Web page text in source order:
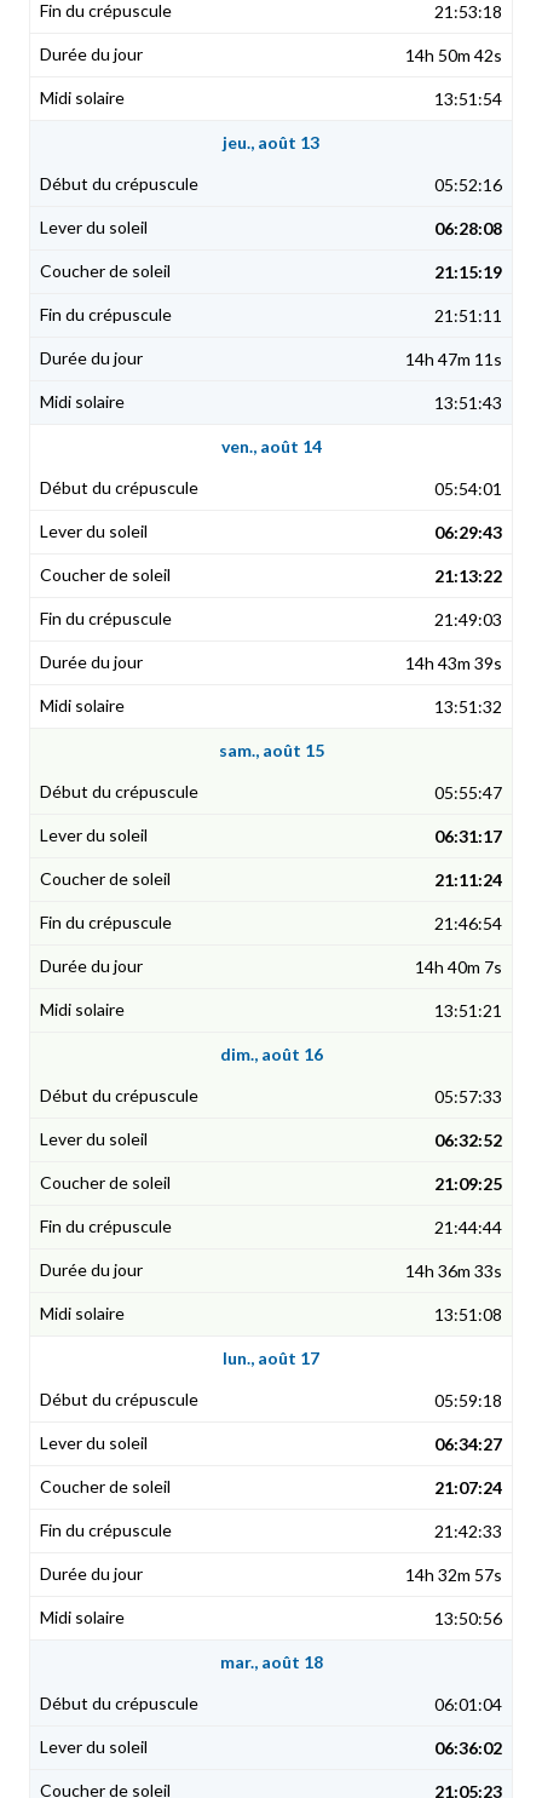
21:53:18
14h 50m 42s
13:51:54
jeu., août 13
05:52:16
06:28:08
21:15:19
21:51:11
14h 47m 11s
13:51:43
ven., août 14
05:54:01
06:29:43
21:13:22
21:49:03
14h 43m 39s
13:51:32
sam., août 15
05:55:47
06:31:17
21:11:24
21:46:54
14h 40m 7s
13:51:21
dim., août 16
05:57:33
06:32:52
21:09:25
21:44:44
14h 36m 33s
13:51:08
lun., août 17
05:59:18
06:34:27
21:07:24
21:42:33
14h 32m 57s
13:50:56
mar., août 18
06:01:04
06:36:02
21:05:23